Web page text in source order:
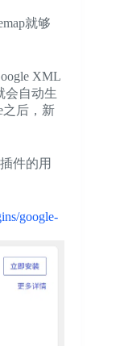
就够
XML
会自动生
之后，新
件的用
google-